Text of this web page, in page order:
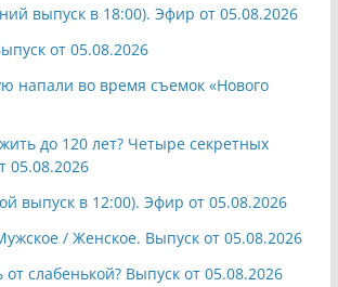
выпуск в 18:00). Эфир от 05.08.2026
от 05.08.2026
напали во время съемок «Нового
до 120 лет? Четыре секретных
05.08.2026
выпуск в 12:00). Эфир от 05.08.2026
/ Женское. Выпуск от 05.08.2026
слабенькой? Выпуск от 05.08.2026